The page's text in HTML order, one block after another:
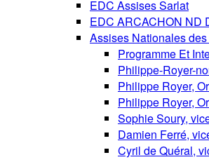
EDC Assises Sarlat
EDC ARCACHON ND
Assises Nationales
Programme Et
Philippe-Royer-
Philippe Royer,
Philippe Royer,
Sophie Soury,
Damien Ferré,
Cyril de Quéral,